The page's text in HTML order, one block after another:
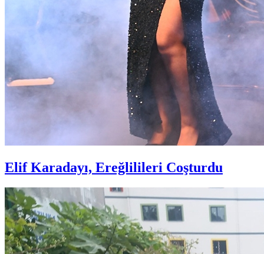
Elif Karadayı, Ereğlilileri Coşturdu